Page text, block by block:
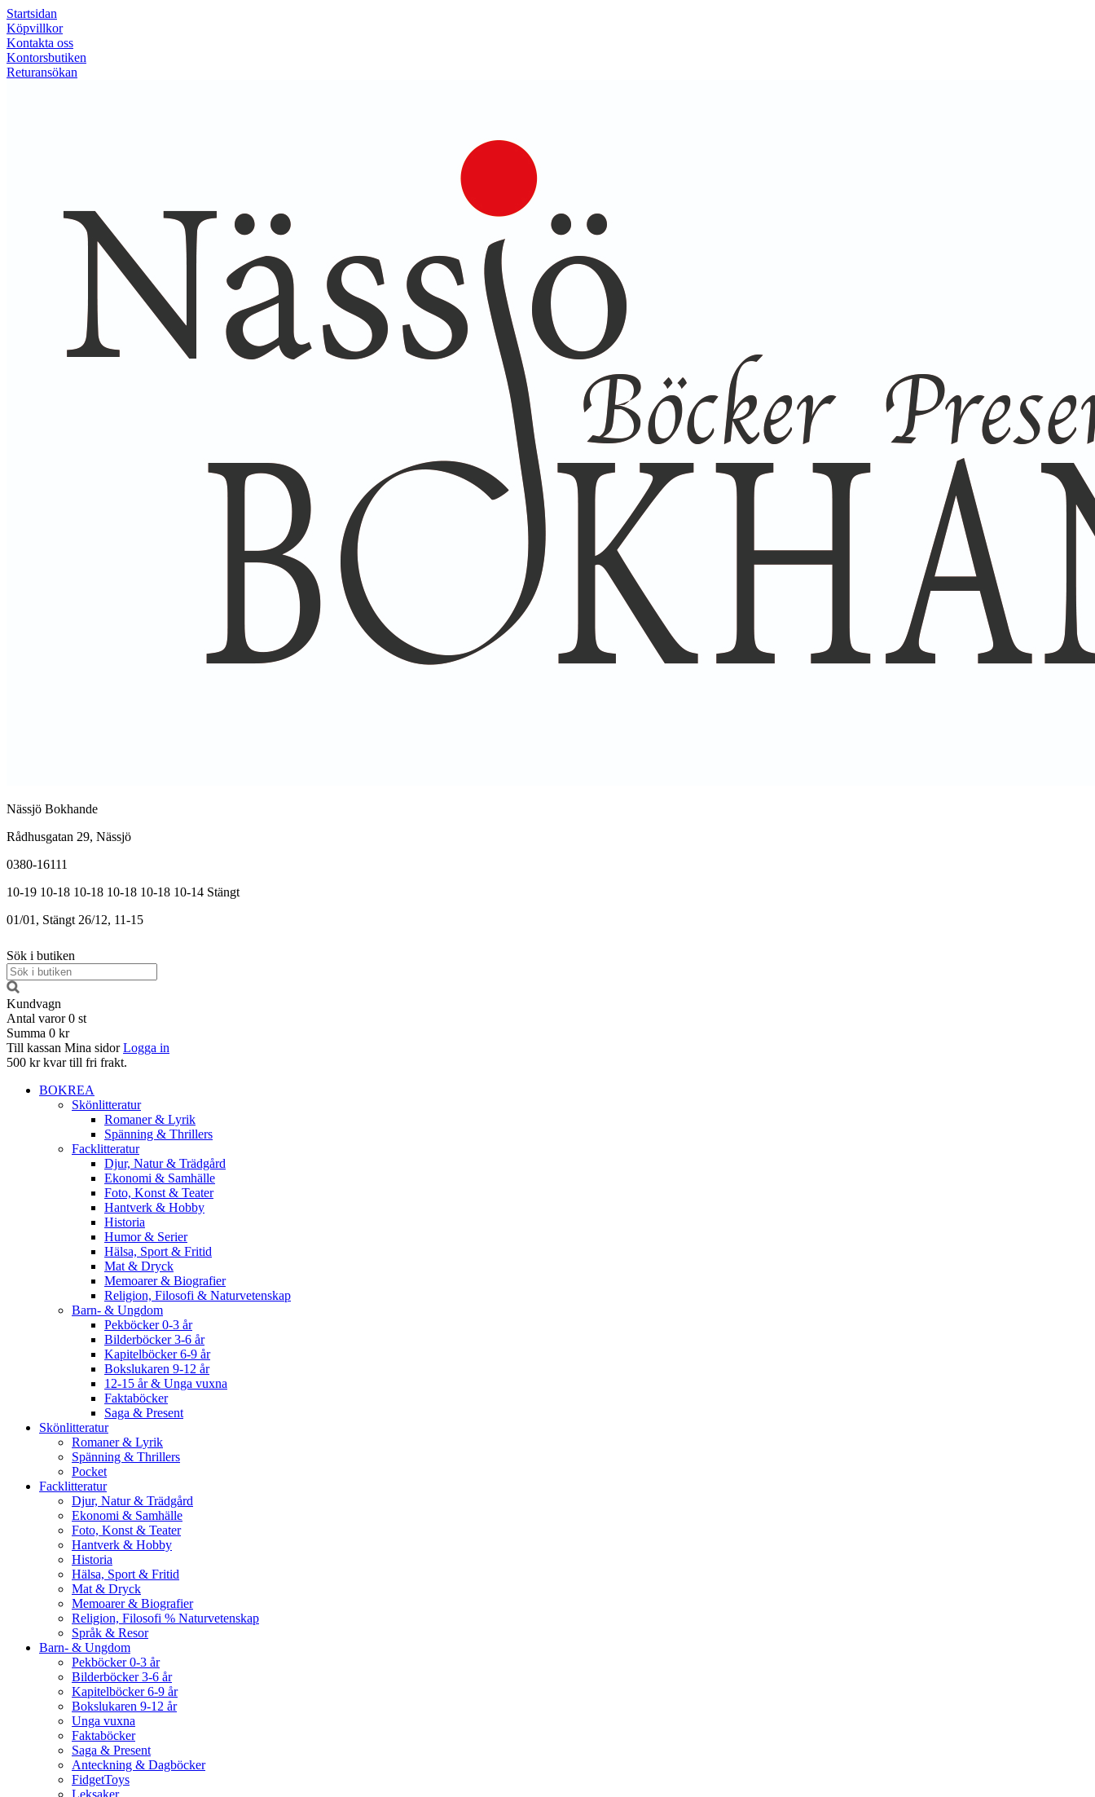
Startsidan
Köpvillkor
Kontakta oss
Kontorsbutiken
Returansökan
Nässjö Bokhande
Rådhusgatan 29, Nässjö
0380-16111
10-19 10-18 10-18 10-18 10-18 10-14 Stängt
01/01, Stängt 26/12, 11-15
Sök i butiken
Kundvagn
Antal varor 0 st
Summa 0 kr
Till kassan Mina sidor Logga in
500 kr kvar till fri frakt.
BOKREA
Skönlitteratur
Romaner & Lyrik
Spänning & Thrillers
Facklitteratur
Djur, Natur & Trädgård
Ekonomi & Samhälle
Foto, Konst & Teater
Hantverk & Hobby
Historia
Humor & Serier
Hälsa, Sport & Fritid
Mat & Dryck
Memoarer & Biografier
Religion, Filosofi & Naturvetenskap
Barn- & Ungdom
Pekböcker 0-3 år
Bilderböcker 3-6 år
Kapitelböcker 6-9 år
Bokslukaren 9-12 år
12-15 år & Unga vuxna
Faktaböcker
Saga & Present
Skönlitteratur
Romaner & Lyrik
Spänning & Thrillers
Pocket
Facklitteratur
Djur, Natur & Trädgård
Ekonomi & Samhälle
Foto, Konst & Teater
Hantverk & Hobby
Historia
Hälsa, Sport & Fritid
Mat & Dryck
Memoarer & Biografier
Religion, Filosofi % Naturvetenskap
Språk & Resor
Barn- & Ungdom
Pekböcker 0-3 år
Bilderböcker 3-6 år
Kapitelböcker 6-9 år
Bokslukaren 9-12 år
Unga vuxna
Faktaböcker
Saga & Present
Anteckning & Dagböcker
FidgetToys
Leksaker